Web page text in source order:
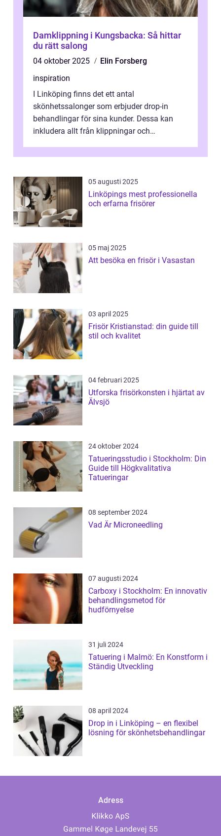
Damklippning i Kungsbacka: Så hittar
du rätt salong
04 oktober 2025
Elin Forsberg
inspiration
I Linköping finns det ett antal
skönhetssalonger som erbjuder drop-in
behandlingar för sina kunder. Dessa kan
inkludera allt från klippningar och
05 augusti 2025
Linköpings mest professionella
och erfarna frisörer
05 maj 2025
Att besöka en frisör i Vasastan
03 april 2025
Frisör Kristianstad: din guide till
stil och kvalitet
04 februari 2025
Utforska frisörkonsten i hjärtat av
Älvsjö
24 oktober 2024
Tatueringsstudio i Stockholm: Din
Guide till Högkvalitativa
Tatueringar
08 september 2024
Vad Är Microneedling
07 augusti 2024
Carboxy i Stockholm: En innovativ
behandlingsmetod för
hudförnyelse
31 juli 2024
Tatuering i Malmö: En Konstform i
Ständig Utveckling
08 april 2024
Drop in i Linköping – en flexibel
lösning för skönhetsbehandlingar
Adress